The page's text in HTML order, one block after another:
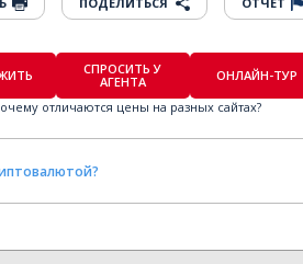
СПРОСИТЬ У
АГЕНТА
ОНЛАЙН-ТУР
отличаются цены на разных сайтах?